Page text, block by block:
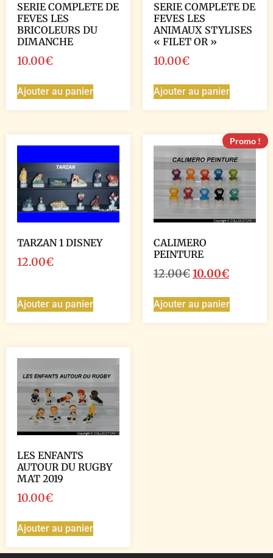
SERIE COMPLETE DE
FEVES LES
BRICOLEURS DU
DIMANCHE
10.00€
Ajouter au panier
SERIE COMPLETE DE
FEVES LES
ANIMAUX STYLISES
« FILET OR »
10.00€
Ajouter au panier
TARZAN 1 DISNEY
12.00€
Ajouter au panier
Promo !
CALIMERO
PEINTURE
12.00€10.00€
Ajouter au panier
LES ENFANTS
AUTOUR DU RUGBY
MAT 2019
10.00€
Ajouter au panier